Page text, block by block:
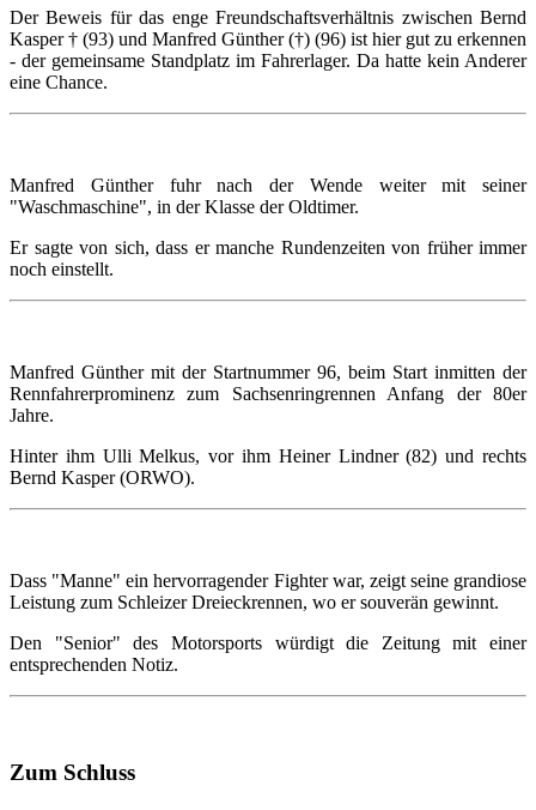
Der Beweis für das enge Freundschaftsverhältnis zwischen Bernd
Kasper † (93) und Manfred Günther (†) (96) ist hier gut zu erkennen
- der gemeinsame Standplatz im Fahrerlager. Da hatte kein Anderer
eine Chance.
Manfred Günther fuhr nach der Wende weiter mit seiner
"Waschmaschine", in der Klasse der Oldtimer.
Er sagte von sich, dass er manche Rundenzeiten von früher immer
noch einstellt.
Manfred Günther mit der Startnummer 96, beim Start inmitten der
Rennfahrerprominenz zum Sachsenringrennen Anfang der 80er
Jahre.
Hinter ihm Ulli Melkus, vor ihm Heiner Lindner (82) und rechts
Bernd Kasper (ORWO).
Dass "Manne" ein hervorragender Fighter war, zeigt seine grandiose
Leistung zum Schleizer Dreieckrennen, wo er souverän gewinnt.
Den "Senior" des Motorsports würdigt die Zeitung mit einer
entsprechenden Notiz.
Zum Schluss